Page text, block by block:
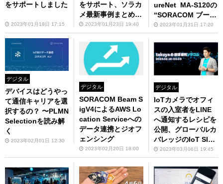
をサポートしました
2023年01月18日 17:15
をサポート、ソラカ
メ最新事例まとめ t
akuyaのほぼ週刊ソ
ラコム 12/31-01/20
2023年01月23日 19:40
ureNet MA-S120の
“SORACOM ブート
機能” 紹介
2023年01月31日 17:20
デジタル
デバイスはどうやっ
て通信キャリアを選
択するの？ 〜PLMN
Selectionを読み解
く
2023年02月01日 12:30
デジタル
SORACOM Beam S
igV4によるAWS Lo
cation Serviceへの
データ連携とジオフ
ェンシング
2023年02月20日 18:00
デジタル
IoTカメラでオフィ
スの入室者をLINE
へ通知するレシピを
公開、グローバルカ
バレッジのIoT SIM
を搭載するSoraco
m LTE-M Buttonの
販売を開始 takuya
のほぼ週刊ソラコム
2023年03月06日 19:45